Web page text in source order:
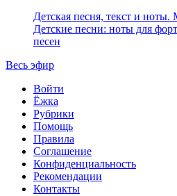
Детская песня, текст и ноты.
Детские песни: ноты для
песен
Весь эфир
Войти
Ёжка
Рубрики
Помощь
Правила
Соглашение
Конфиденциальность
Рекомендации
Контакты